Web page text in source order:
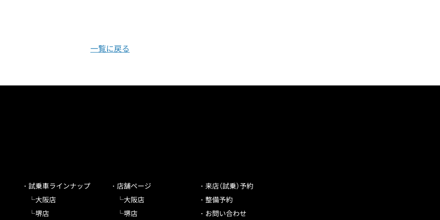
一覧に戻る
試乗車ラインナップ
大阪店
堺店
店舗ページ
大阪店
堺店
来店（試乗）予約
整備予約
お問い合わせ